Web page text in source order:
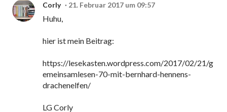
Corly 21. Februar 2017 um 09:57
Huhu,
hier ist mein Beitrag:
https://lesekasten.wordpress.com/2017/02/21/g
emeinsamlesen-70-mit-bernhard-hennens-
drachenelfen/
LG Corly